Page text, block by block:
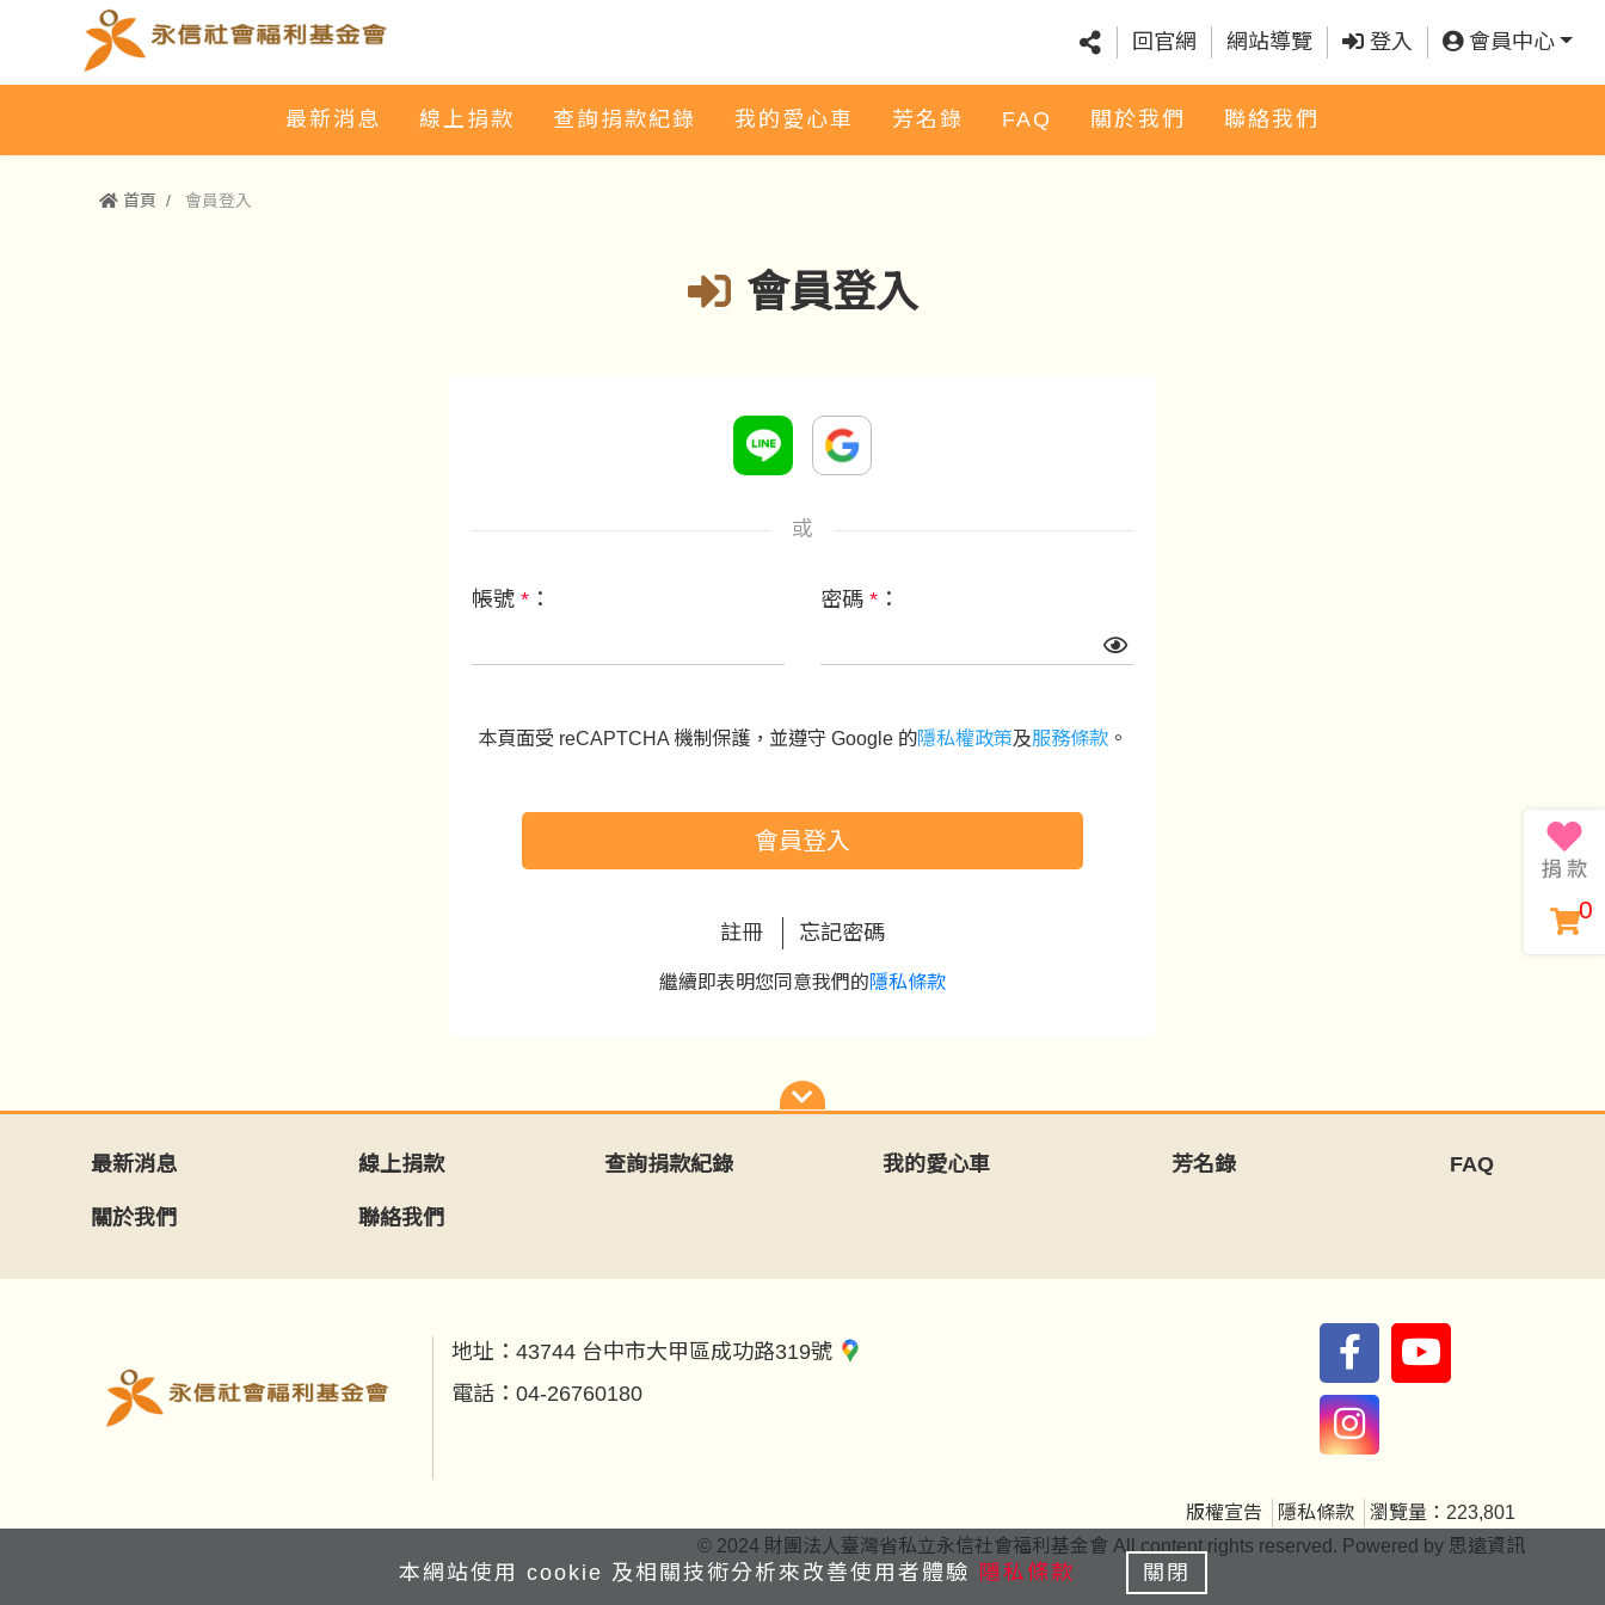
回官網 網站導覽 登入 會員中心
最新消息 線上捐款 查詢捐款紀錄 我的愛心車 芳名錄 FAQ 關於我們 聯絡我們
首頁 會員登入
會員登入
或
帳號 * ： 密碼 * ：
本頁面受 reCAPTCHA 機制保護，並遵守 Google 的隱私權政策及服務條款 。
會員登入
註冊 忘記密碼
繼續即表明您同意我們的隱私條款
最新消息 線上捐款 查詢捐款紀錄 我的愛心車 芳名錄 FAQ
關於我們 聯絡我們
地址： 43744 台中市大甲區成功路319號
電話： 04-26760180
版權宣告 隱私條款
瀏覽量：223,801
© 2024 財團法人臺灣省私立永信社會福利基金會 All content rights reserved. Powered by 思遠資訊
0
本網站使用 cookie 及相關技術分析來改善使用者體驗 隱私條款 關閉